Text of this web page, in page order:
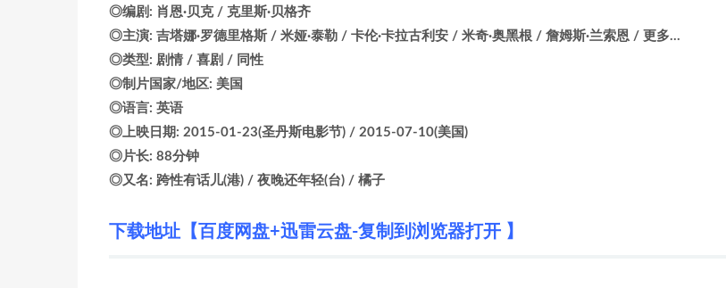
◎编剧: 肖恩·贝克 / 克里斯·贝格齐
◎主演: 吉塔娜·罗德里格斯 / 米娅·泰勒 / 卡伦·卡拉古利安 / 米奇·奥黑根 / 詹姆斯·兰索恩 / 更多…
◎类型: 剧情 / 喜剧 / 同性
◎制片国家/地区: 美国
◎语言: 英语
◎上映日期: 2015-01-23(圣丹斯电影节) / 2015-07-10(美国)
◎片长: 88分钟
◎又名: 跨性有话儿(港) / 夜晚还年轻(台) / 橘子
下载地址【百度网盘+迅雷云盘-复制到浏览器打开 】